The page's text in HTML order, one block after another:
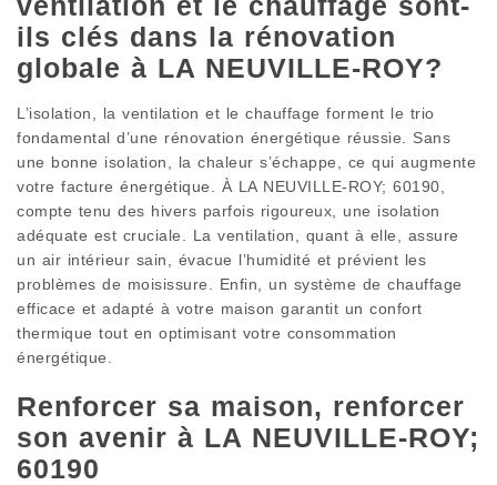
ils clés dans la rénovation
globale à LA NEUVILLE-ROY?
L’isolation, la ventilation et le chauffage forment le trio
fondamental d’une rénovation énergétique réussie. Sans
une bonne isolation, la chaleur s’échappe, ce qui augmente
votre facture énergétique. À LA NEUVILLE-ROY; 60190,
compte tenu des hivers parfois rigoureux, une isolation
adéquate est cruciale. La ventilation, quant à elle, assure
un air intérieur sain, évacue l’humidité et prévient les
problèmes de moisissure. Enfin, un système de chauffage
efficace et adapté à votre maison garantit un confort
thermique tout en optimisant votre consommation
énergétique.
Renforcer sa maison, renforcer
son avenir à LA NEUVILLE-ROY;
60190